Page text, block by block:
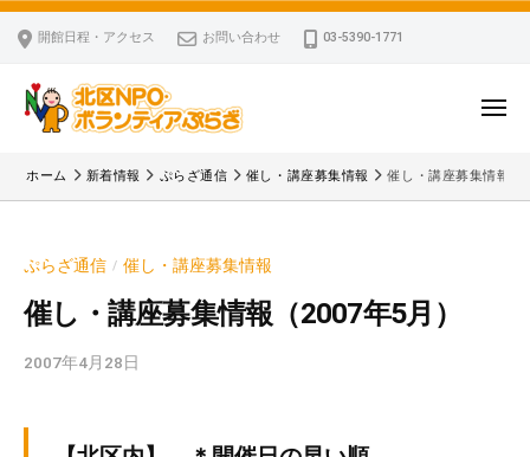
コ
ス
開館日程・アクセス お問い合わせ 03-5390-1771
区
P
・
ボ
ン
北
P
O
・
ボ
メ
ー
ホーム 新着情報 ぷらざ通信 催し・講座募集情報 催し・講座募集情報（
ぷらざ通信 / 催し・講座募集情報
催し・講座募集情報（2007年5月）
2007年4月28日
v
区
N
O
・
ラ
ィ
ア
ぷ
ら
ー